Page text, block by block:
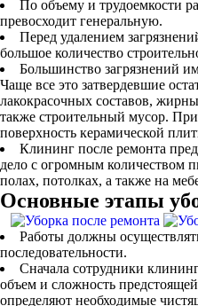
По объему и трудоемкости
превосходит генеральную.
Перед удалением
большое количество
Большинство загрязнений
Чаще все это затвердевшие
лакокрасочных составов,
также строительный мусор. При
поверхность керамической
Клининг после ремонта
дело с огромным количеством
полах, потолках, а также на
Основные этапы
Работы должны
последовательности.
Сначала сотрудники
объем и сложность
определяют необходимые